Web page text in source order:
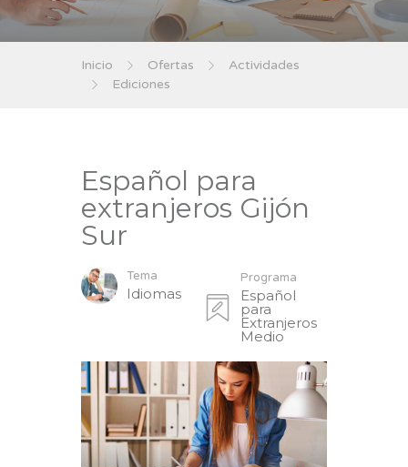
Inicio Ofertas
Actividades
Ediciones
Español para
extranjeros Gijón
Sur
Tema
Idiomas
Programa
Español
para
Extranjeros
Medio